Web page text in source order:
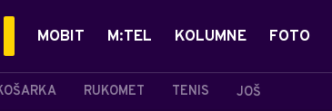
RUKOMET TENIS JOŠ
MOBIT M:TEL KOLUMNE FOTO